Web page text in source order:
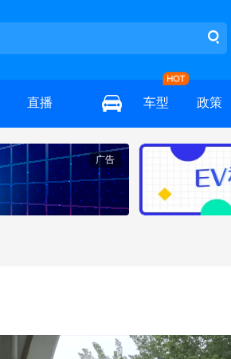
直播 车型 政策
广告